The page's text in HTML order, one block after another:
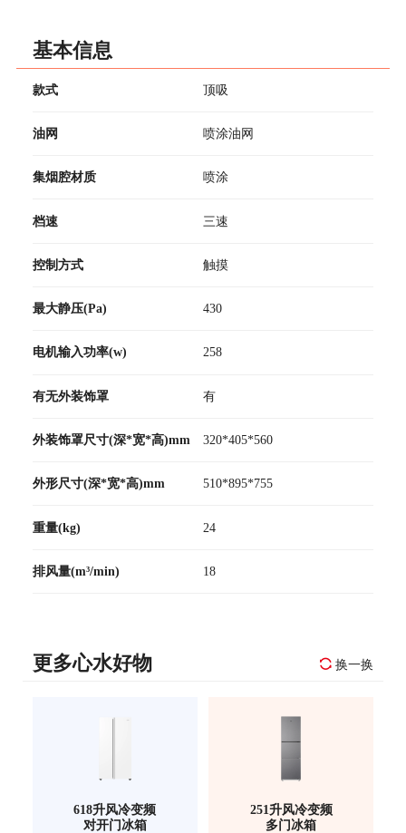
基本信息
款式 顶吸
油网 喷涂油网
集烟腔材质 喷涂
档速 三速
控制方式 触摸
最大静压(Pa) 430
电机输入功率(w) 258
有无外装饰罩 有
外装饰罩尺寸(深*宽*高)mm 320*405*560
外形尺寸(深*宽*高)mm 510*895*755
重量(kg) 24
排风量(m³/min) 18
更多心水好物 换一换
618升风冷变频
对开门冰箱
251升风冷变频
多门冰箱